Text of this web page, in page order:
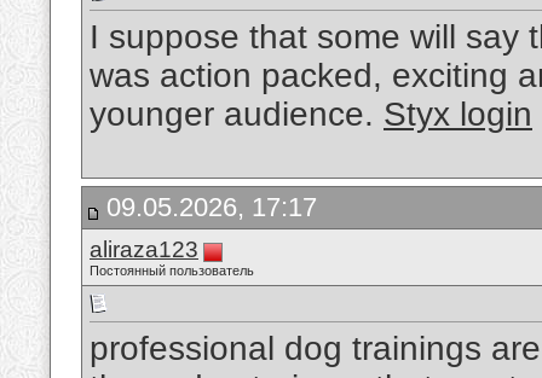
I suppose that some will say
was action packed, exciting
younger audience. Styx login
09.05.2026, 17:17
aliraza123
Постоянный пользователь
professional dog trainings